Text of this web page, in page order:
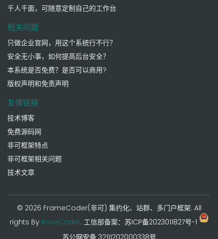
千人千面，可随意定制自己的工作台
相关问题
只做企业官网，用这个系统行不行？
安全无小事，如何提高后台安全？
本系统是否免费？是否可以商用?
版权声明和免责声明
友情链接
技术博客
免费源码网
非可框架特点
非可框架相关问题
技术文章
© 2026 FrameCoder(非可) 集约化、站群、多门户框架. All
rights By RoveCoder. 工信部备案： 苏ICP备2023011827号-1
苏公网安备 32111202000338号